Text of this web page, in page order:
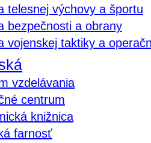
telesnej výchovy a športu
bezpečnosti a obrany
vojenskej taktiky a
vzdelávania
centrum
knižnica
farnosť